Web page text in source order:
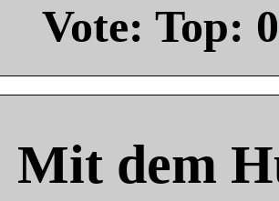
Vote: Top: 0
Mit dem